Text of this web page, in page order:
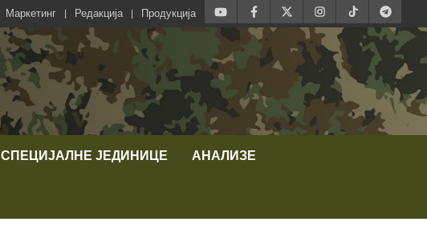
Маркетинг Редакција Продукција
СПЕЦИЈАЛНЕ ЈЕДИНИЦЕ АНАЛИЗЕ